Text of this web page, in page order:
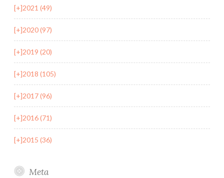
[+]2021 (49)
[+]2020 (97)
[+]2019 (20)
[+]2018 (105)
[+]2017 (96)
[+]2016 (71)
[+]2015 (36)
Meta